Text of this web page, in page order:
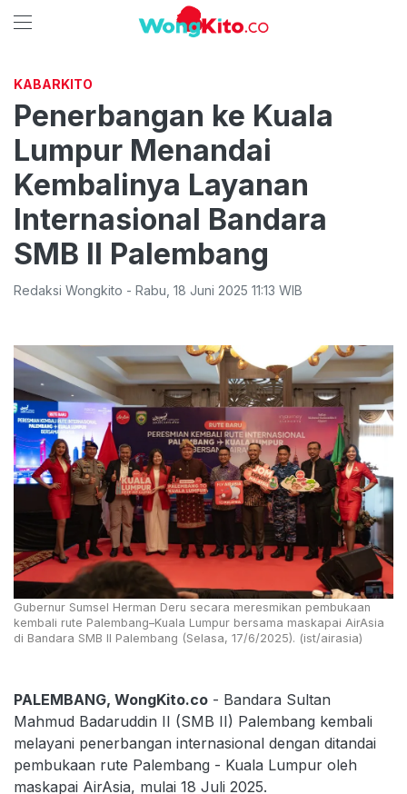
KABARKITO
Penerbangan ke Kuala
Lumpur Menandai
Kembalinya Layanan
Internasional Bandara
SMB II Palembang
Redaksi Wongkito - Rabu 18 Juni 2025 11:13 WIB
Gubernur Sumsel Herman Deru secara meresmikan pembukaan
kembali rute Palembang–Kuala Lumpur bersama maskapai AirAsia
di Bandara SMB II Palembang (Selasa, 17/6/2025). (ist/airasia)
PALEMBANG, WongKito.co - Bandara Sultan
Mahmud Badaruddin II (SMB II) Palembang kembali
melayani penerbangan internasional dengan ditandai
pembukaan rute Palembang - Kuala Lumpur oleh
maskapai AirAsia, mulai 18 Juli 2025.